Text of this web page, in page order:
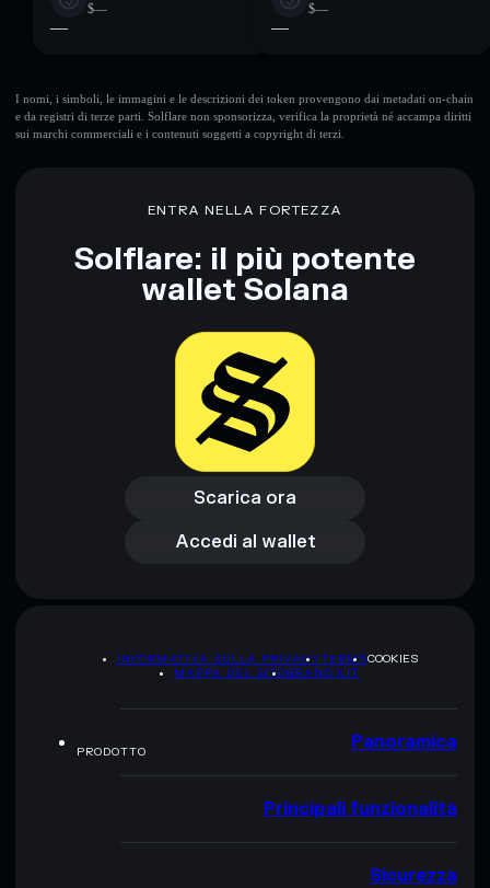
$—
—
$—
—
I nomi, i simboli, le immagini e le descrizioni dei token provengono dai metadati on-chain
e da registri di terze parti. Solflare non sponsorizza, verifica la proprietà né accampa diritti
sui marchi commerciali e i contenuti soggetti a copyright di terzi.
ENTRA NELLA FORTEZZA
Solflare: il più potente
wallet Solana
Scarica ora
Scarica ora
Accedi al wallet
Accedi al wallet
INFORMATIVA SULLA PRIVACYTERMSCOOKIES
MAPPA DEL SITOBRAND KIT
PRODOTTO Panoramica
Principali funzionalità
Sicurezza